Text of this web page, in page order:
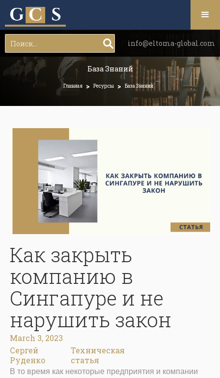
info@eltoma-global.com
База Знаний
Главная > Ресурсы > База Знаний
Как закрыть
компанию в
Сингапуре и не
нарушить закон
March 3, 2023
Сергей
Руденко
Техническая
статья
В то время как некоторые предприятия и компании